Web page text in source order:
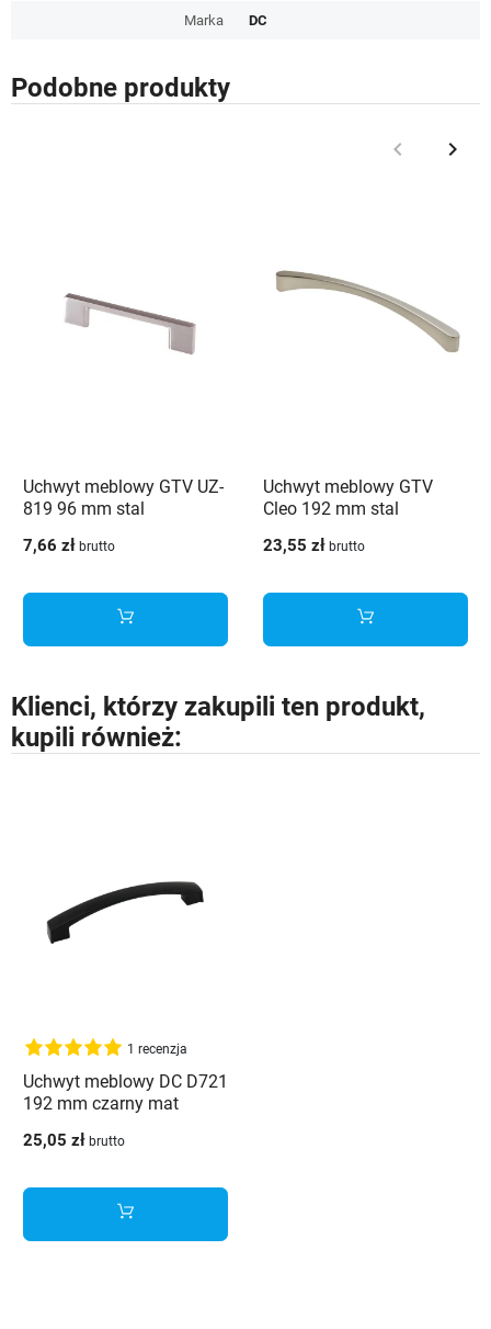
Marka DC
Podobne produkty
Poprzedni
keyboard_arrow_left keyboard_arrow_right
Uchwyt meblowy GTV UZ-
819 96 mm stal
7,66 zł brutto
Uchwyt meblowy GTV
Cleo 192 mm stal
23,55 zł brutto
Klienci, którzy zakupili ten produkt,
kupili również:
1 recenzja
Uchwyt meblowy DC D721
192 mm czarny mat
25,05 zł brutto